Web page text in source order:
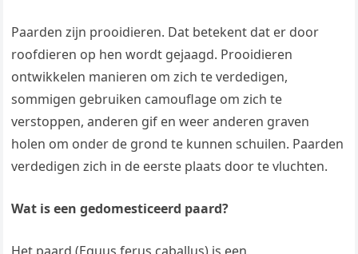
Paarden zijn prooidieren. Dat betekent dat er door
roofdieren op hen wordt gejaagd. Prooidieren
ontwikkelen manieren om zich te verdedigen,
sommigen gebruiken camouflage om zich te
verstoppen, anderen gif en weer anderen graven
holen om onder de grond te kunnen schuilen. Paarden
verdedigen zich in de eerste plaats door te vluchten.
Wat is een gedomesticeerd paard?